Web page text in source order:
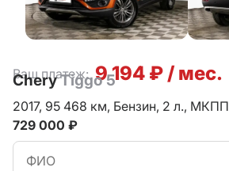
Ваш платеж: 9 194 ₽ / мес.
CheryTiggo 5
2017, 95 468 км, Бензин, 2 л., МКПП
729 000 ₽